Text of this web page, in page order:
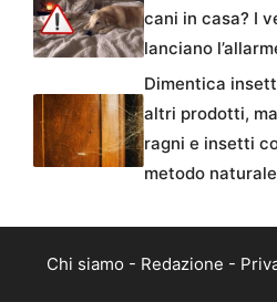
cani in casa? I
lanciano
Dimentica
altri prodotti,
ragni e insetti
metodo naturale
Chi siamo - Redazione -